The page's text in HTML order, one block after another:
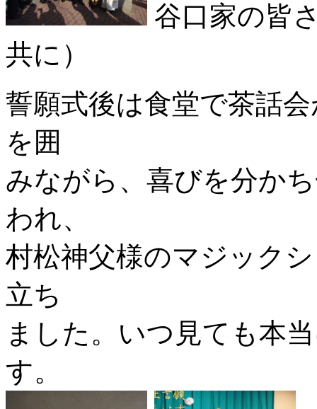
谷口家の皆
共に）
誓願式後は食堂で茶話
を囲
みながら、喜びを分か
われ、
村松神父様のマジック
立ち
ました。いつ見ても本
す。